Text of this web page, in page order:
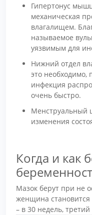
Гипертонус
механическая
влагалищем.
называемое
уязвимым для
Нижний отдел
это необходимо,
инфекция
очень быстро.
Менструальный
изменения
Когда и как
Мазок берут при не
женщина становится
– в 30 недель,